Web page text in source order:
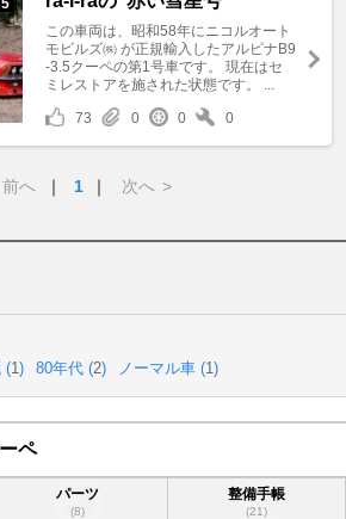
5
この車両は、昭和58年にニコルオート
モビルズ㈱ が正規輸入したアルピナB9
-3.5クーペの第1号車です。 現在はセ
ミレストアを施された状態です。 ...
73
0 0 0
前へ ｜ 1 ｜ 次へ >
(1 ) 80年代 (2) ノーマル車 (1 )
ペ
パーツ
(8)
整備手帳
(21)